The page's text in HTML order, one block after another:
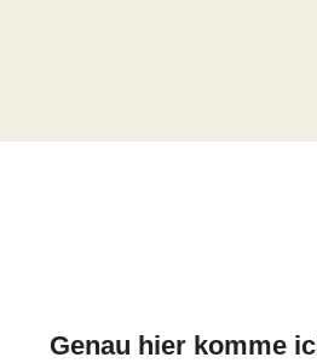
Genau hier komme